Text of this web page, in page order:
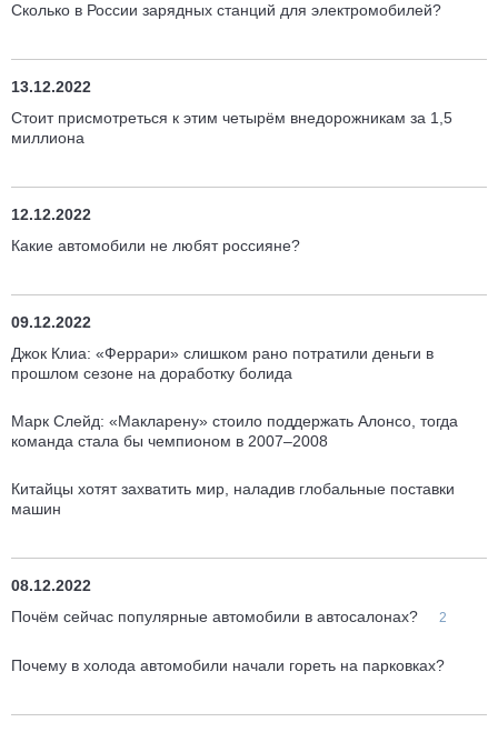
Сколько в России зарядных станций для электромобилей?
13.12.2022
Стоит присмотреться к этим четырём внедорожникам за 1,5
миллиона
12.12.2022
Какие автомобили не любят россияне?
09.12.2022
Джок Клиа: «Феррари» слишком рано потратили деньги в
прошлом сезоне на доработку болида
Марк Слейд: «Макларену» стоило поддержать Алонсо, тогда
команда стала бы чемпионом в 2007–2008
Китайцы хотят захватить мир, наладив глобальные поставки
машин
08.12.2022
Почём сейчас популярные автомобили в автосалонах?
2
Почему в холода автомобили начали гореть на парковках?